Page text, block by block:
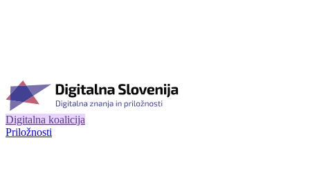
Digitalna koalicija
Priložnosti